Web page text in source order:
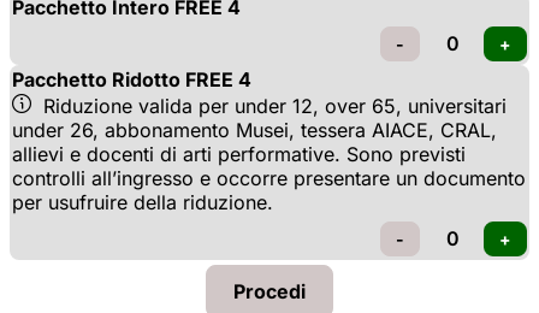
Pacchetto Intero FREE 4
Pacchetto Ridotto FREE 4
Riduzione valida per under 12, over 65, universitari
under 26, abbonamento Musei, tessera AIACE, CRAL,
allievi e docenti di arti performative. Sono previsti
controlli all’ingresso e occorre presentare un documento
per usufruire della riduzione.